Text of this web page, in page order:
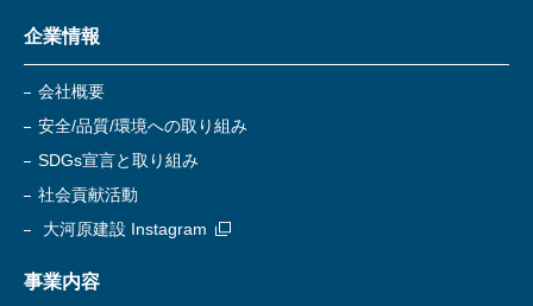
企業情報
会社概要
安全/品質/環境への取り組み
SDGs宣言と取り組み
社会貢献活動
大河原建設 Instagram
事業内容